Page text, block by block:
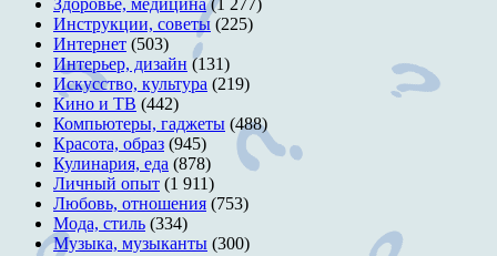
Инструкции, советы (225)
Интернет (503)
Интерьер, дизайн (131)
Искусство, культура (219)
Кино и ТВ (442)
Компьютеры, гаджеты (488)
Красота, образ (945)
Кулинария, еда (878)
Личный опыт (1 911)
Любовь, отношения (753)
Мода, стиль (334)
Музыка, музыканты (300)